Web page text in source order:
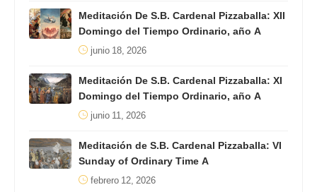
Meditación De S.B. Cardenal Pizzaballa: XII
Domingo del Tiempo Ordinario, año A
junio 18, 2026
Meditación De S.B. Cardenal Pizzaballa: XI
Domingo del Tiempo Ordinario, año A
junio 11, 2026
Meditación de S.B. Cardenal Pizzaballa: VI
Sunday of Ordinary Time A
febrero 12, 2026